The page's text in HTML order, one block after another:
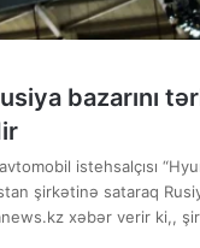
bazarını
istehsalçısı
şirkətinə sataraq
xəbər verir ki,,